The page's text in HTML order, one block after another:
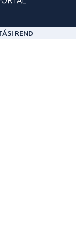
REND